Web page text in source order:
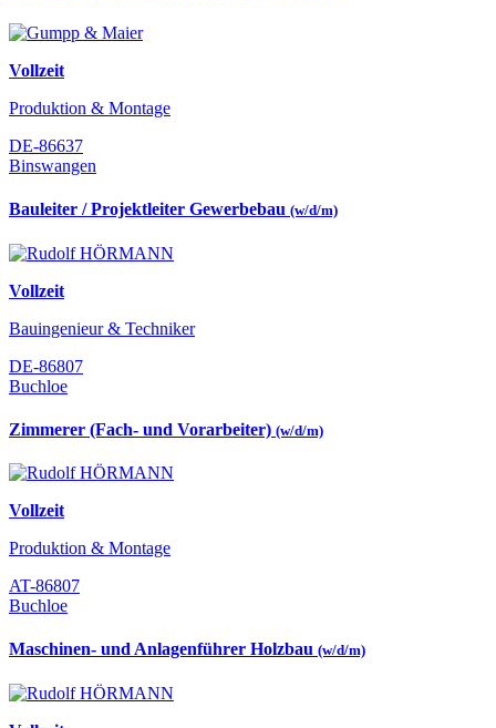
Vollzeit
Produktion & Montage
DE-86637
Binswangen
Bauleiter / Projektleiter Gewerbebau (w/d/m)
Vollzeit
Bauingenieur & Techniker
DE-86807
Buchloe
Zimmerer (Fach- und Vorarbeiter) (w/d/m)
Vollzeit
Produktion & Montage
AT-86807
Buchloe
Maschinen- und Anlagenführer Holzbau (w/d/m)